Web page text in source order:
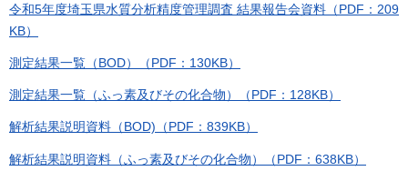
令和5年度埼玉県水質分析精度管理調査 結果報告会資料（PDF：209
KB）
測定結果一覧（BOD）（PDF：130KB）
測定結果一覧（ふっ素及びその化合物）（PDF：128KB）
解析結果説明資料（BOD)（PDF：839KB）
解析結果説明資料（ふっ素及びその化合物）（PDF：638KB）